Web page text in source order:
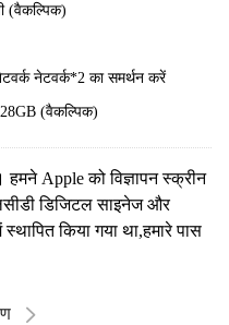
(वैकल्पिक)
नेटवर्क*2 का समर्थन करें
(वैकल्पिक)
Apple को विज्ञापन स्क्रीन
डिजिटल साइनेज और
किया गया था,हमारे पास